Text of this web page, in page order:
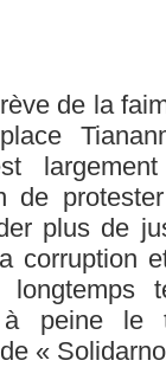
de la
de
plus de
corruption
à peine le
«